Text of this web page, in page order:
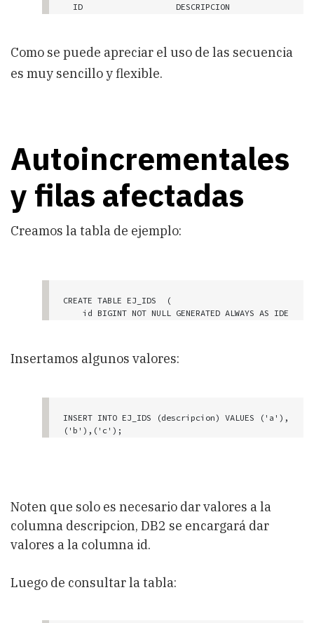
                   2 b
                   3 c
                   4 d
    4 registro(s) seleccionado(s).
Como se puede apreciar el uso de las secuencia
es muy sencillo y flexible.
Autoincrementales
y filas afectadas
Creamos la tabla de ejemplo:
CREATE TABLE EJ_IDS  (
);
Insertamos algunos valores:
INSERT INTO EJ_IDS (descripcion) VALUES ('a'),
('b'),('c');
Noten que solo es necesario dar valores a la
columna descripcion, DB2 se encargará dar
valores a la columna id.
Luego de consultar la tabla: